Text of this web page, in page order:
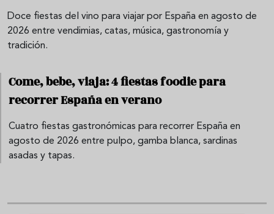
Doce fiestas del vino para viajar por España en agosto de
2026 entre vendimias, catas, música, gastronomía y
tradición.
Come, bebe, viaja: 4 fiestas foodie para
recorrer España en verano
Cuatro fiestas gastronómicas para recorrer España en
agosto de 2026 entre pulpo, gamba blanca, sardinas
asadas y tapas.